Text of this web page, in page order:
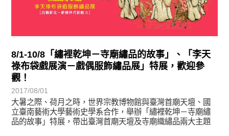
8/1-10/8「繡裡乾坤－寺廟繡品的故事」、「李天
祿布袋戲展演－戲偶服飾繡品展」特展，歡迎參
觀！
2017/08/01
大暑之際、荷月之時，世界宗教博物館與臺灣首廟天壇、國
立臺南藝術大學藝術史學系合作，舉辦「繡裡乾坤－寺廟繡
品的故事」特展，帶出臺灣首廟天壇及寺廟織繡品兩大主題